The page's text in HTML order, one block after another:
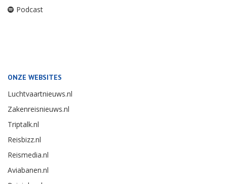
Podcast
ONZE WEBSITES
Luchtvaartnieuws.nl
Zakenreisnieuws.nl
Triptalk.nl
Reisbizz.nl
Reismedia.nl
Aviabanen.nl